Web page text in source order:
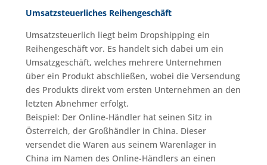
Umsatzsteuerliches Reihengeschäft
Umsatzsteuerlich liegt beim Dropshipping ein
Reihengeschäft vor. Es handelt sich dabei um ein
Umsatzgeschäft, welches mehrere Unternehmen
über ein Produkt abschließen, wobei die Versendung
des Produkts direkt vom ersten Unternehmen an den
letzten Abnehmer erfolgt.
Beispiel: Der Online-Händler hat seinen Sitz in
Österreich, der Großhändler in China. Dieser
versendet die Waren aus seinem Warenlager in
China im Namen des Online-Händlers an einen